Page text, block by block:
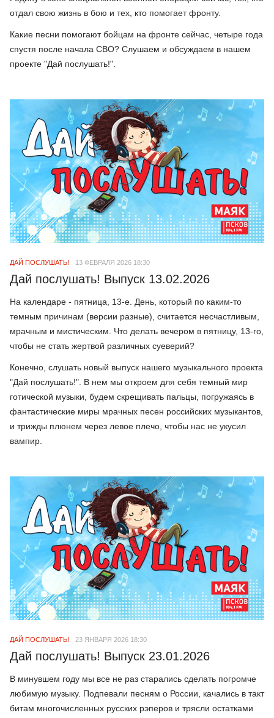
отдал свою жизнь в бою и тех, кто помогает фронту.
Какие песни помогают бойцам на фронте сейчас, четыре года
спустя после начала СВО? Слушаем и обсуждаем в нашем
проекте "Дай послушать!".
ДАЙ ПОСЛУШАТЬ! 13 ФЕВРАЛЯ 2026 18:30
Дай послушать! Выпуск 13.02.2026
На календаре - пятница, 13-е. День, который по каким-то
темным причинам (версии разные), считается несчастливым,
мрачным и мистическим. Что делать вечером в пятницу, 13-го,
чтобы не стать жертвой различных суеверий?
Конечно, слушать новый выпуск нашего музыкального проекта
"Дай послушать!". В нем мы откроем для себя темный мир
готической музыки, будем скрещивать пальцы, погружаясь в
фантастические миры мрачных песен российских музыкантов,
и трижды плюнем через левое плечо, чтобы нас не укусил
вампир.
ДАЙ ПОСЛУШАТЬ! 23 ЯНВАРЯ 2026 18:30
Дай послушать! Выпуск 23.01.2026
В минувшем году мы все не раз старались сделать погромче
любимую музыку. Подпевали песням о России, качались в такт
битам многочисленных русских рэперов и трясли остатками